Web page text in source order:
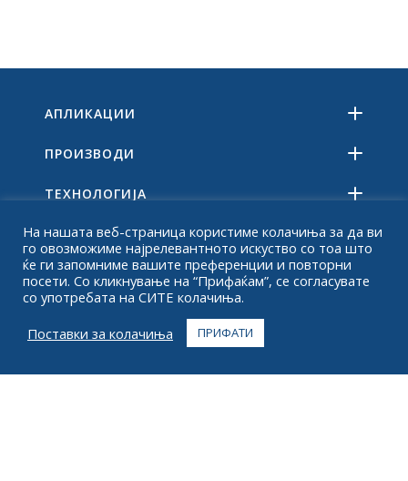
АПЛИКАЦИИ
ПРОИЗВОДИ
ТЕХНОЛОГИЈА
РЕСУРСИ
ЗА
На нашата веб-страница користиме колачиња за да ви
го овозможиме најрелевантното искуство со тоа што
ќе ги запомниме вашите преференции и повторни
посети. Со кликнување на “Прифаќам”, се согласувате
со употребата на СИТЕ колачиња.
Поставки за колачиња
ПРИФАТИ